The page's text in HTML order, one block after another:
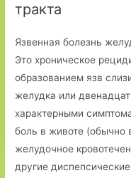
тракта
Язвенная болезнь
Это хроническое
образованием язв
желудка или
характерными
боль в животе (обычно
желудочное
другие